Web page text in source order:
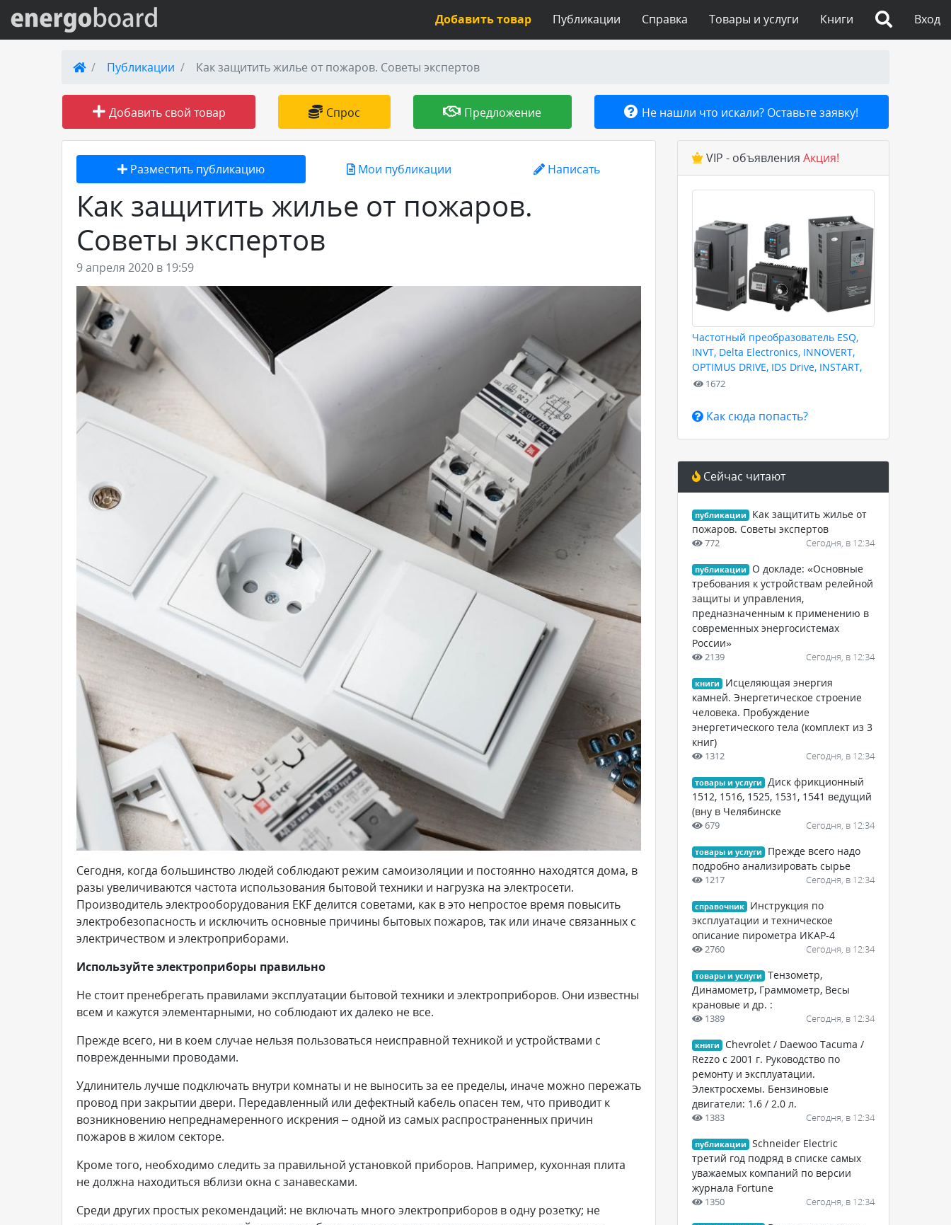
Вход на сайт
Поиск по сайту
Публикации
Товары и услуги
Добавить товар или услугу
Вход
Книги
Товары и услуги
Справка
Публикации
Добавить товар
Публикации Как защитить жилье от пожаров. Советы экспертов
Добавить свой товар Спрос Предложение Не нашли что искали? Оставьте заявку!
Разместить публикацию Мои публикации Написать
Как защитить жилье от пожаров.
Советы экспертов
9 апреля 2020 в 19:59
Сегодня, когда большинство людей соблюдают режим самоизоляции и постоянно находятся дома, в
разы увеличиваются частота использования бытовой техники и нагрузка на электросети.
Производитель электрооборудования EKF делится советами, как в это непростое время повысить
электробезопасность и исключить основные причины бытовых пожаров, так или иначе связанных с
электричеством и электроприборами.
Используйте электроприборы правильно
Не стоит пренебрегать правилами эксплуатации бытовой техники и электроприборов. Они известны
всем и кажутся элементарными, но соблюдают их далеко не все.
Прежде всего, ни в коем случае нельзя пользоваться неисправной техникой и устройствами с
поврежденными проводами.
Удлинитель лучше подключать внутри комнаты и не выносить за ее пределы, иначе можно пережать
провод при закрытии двери. Передавленный или дефектный кабель опасен тем, что приводит к
возникновению непреднамеренного искрения – одной из самых распространенных причин
пожаров в жилом секторе.
Кроме того, необходимо следить за правильной установкой приборов. Например, кухонная плита
не должна находиться вблизи окна с занавесками.
Среди других простых рекомендаций: не включать много электроприборов в одну розетку; не
VIP - объявления Акция!
Частотный преобразователь ESQ,
INVT, Delta Electronics, INNOVERT,
OPTIMUS DRIVE, IDS Drive, INSTART,
HYUNDAI для любых задач
1672
Как сюда попасть?
Сейчас читают
публикации
Как защитить жилье от
пожаров. Советы экспертов
772 Сегодня, в 12:34
публикации
О докладе: «Основные
требования к устройствам релейной
защиты и управления,
предназначенным к применению в
современных энергосистемах
России»
2139 Сегодня, в 12:34
книги
Исцеляющая энергия
камней. Энергетическое строение
человека. Пробуждение
энергетического тела (комплект из 3
книг)
1312 Сегодня, в 12:34
товары и услуги
Диск фрикционный
1512, 1516, 1525, 1531, 1541 ведущий
(вну в Челябинске
679 Сегодня, в 12:34
товары и услуги
Прежде всего надо
подробно анализировать сырье
1217 Сегодня, в 12:34
справочник
Инструкция по
эксплуатации и техническое
описание пирометра ИКАР-4
2760 Сегодня, в 12:34
товары и услуги
Тензометр,
Динамометр, Граммометр, Весы
крановые и др. :
1389 Сегодня, в 12:34
книги
Chevrolet / Daewoo Tacuma /
Rezzo с 2001 г. Руководство по
ремонту и эксплуатации.
Электросхемы. Бензиновые
двигатели: 1.6 / 2.0 л.
1383 Сегодня, в 12:34
публикации
Schneider Electric
третий год подряд в списке самых
уважаемых компаний по версии
журнала Fortune
1350 Сегодня, в 12:34